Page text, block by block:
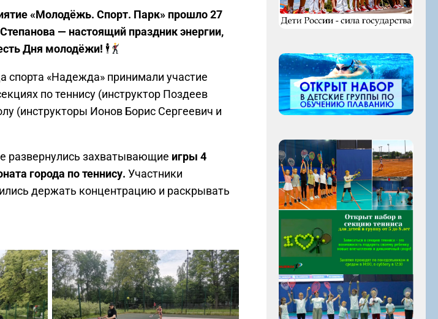
«Молодёжь. Спорт. Парк» прошло 27
— настоящий праздник энергии,
Дня молодёжи! 🕴
спорта «Надежда» принимали участие
по теннису (инструктор Поздеев
(инструкторы Ионов Борис Сергеевич и
развернулись захватывающие игры 4
города по теннису. Участники
держать концентрацию и раскрывать